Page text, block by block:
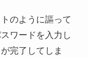
のように謳って
ワードを入力し
完了してしま